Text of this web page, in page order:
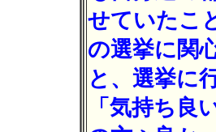
せていたこ
の選挙に関
と、選挙に
「気持ち良